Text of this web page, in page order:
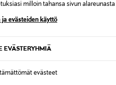
milloin tahansa sivun
ja evästeiden käyttö
EVÄSTERYHMIÄ
evästeet